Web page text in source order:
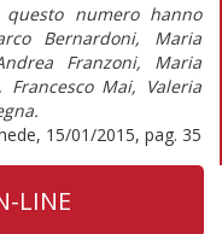
numero hanno
Bernardoni, Maria
Franzoni, Maria
Mai, Valeria
15/01/2015, pag. 35
LINE